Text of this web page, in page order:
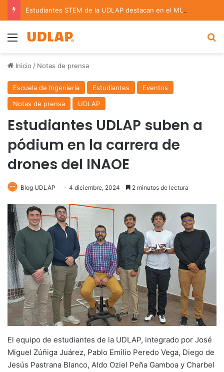
Menu
Inicio / Notas de prensa
Escuela de Ingeniería Estudiantes
Eventos
Notas de prensa
UDLAP
Estudiantes UDLAP suben a
pódium en la carrera de
drones del INAOE
Blog UDLAP 4 diciembre, 2024 2 minutos de lectura
El equipo de estudiantes de la UDLAP, integrado por José
Miguel Zúñiga Juárez, Pablo Emilio Peredo Vega, Diego de
Jesús Pastrana Blanco, Aldo Oziel Peña Gamboa y Charbel